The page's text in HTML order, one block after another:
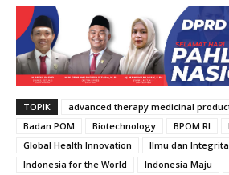
TOPIK advanced therapy medicinal
Badan POM
Biotechnology BPOM RI
Global Health Innovation
Ilmu dan
Indonesia for the World
Indonesia Maju